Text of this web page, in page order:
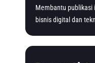
Membantu publikasi
bisnis digital dan